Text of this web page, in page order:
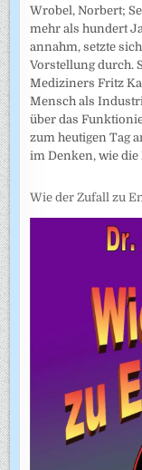
Wrobel, Norbert;
mehr als hundert
annahm, setzte
Vorstellung durch.
Mediziners Fritz
Mensch als
über das
zum heutigen Tag
im Denken, wie
Wie der Zufall zu